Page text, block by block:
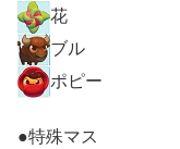
花
ブル
ポピー
●特殊マス